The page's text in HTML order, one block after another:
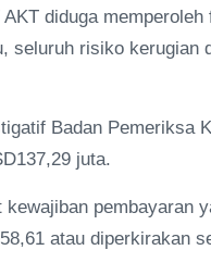
diduga
seluruh risiko kerugian
Badan Pemeriksa
juta.
pembayaran
atau diperkirakan